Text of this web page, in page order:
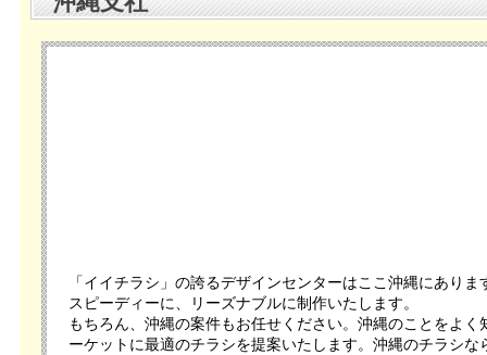
「イイチラシ」の誇るデザインセンターはここ沖縄にあり
スピーディーに、リーズナブルに制作いたします。
もちろん、沖縄の案件もお任せください。沖縄のことをよ
ーケットに最適のチラシを提案いたします。沖縄のチラシ